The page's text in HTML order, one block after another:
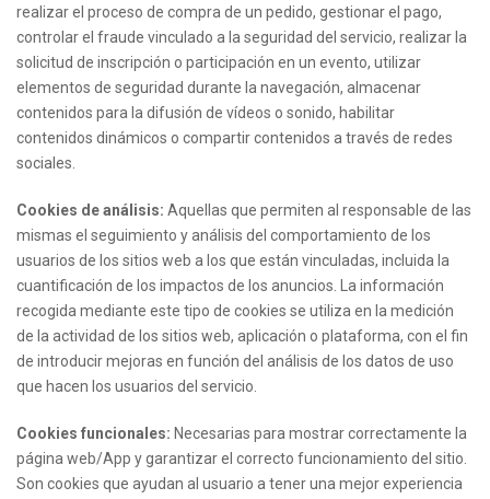
realizar el proceso de compra de un pedido, gestionar el pago,
controlar el fraude vinculado a la seguridad del servicio, realizar la
solicitud de inscripción o participación en un evento, utilizar
elementos de seguridad durante la navegación, almacenar
contenidos para la difusión de vídeos o sonido, habilitar
contenidos dinámicos o compartir contenidos a través de redes
sociales.
Cookies de análisis: Aquellas que permiten al responsable de las
mismas el seguimiento y análisis del comportamiento de los
usuarios de los sitios web a los que están vinculadas, incluida la
cuantificación de los impactos de los anuncios. La información
recogida mediante este tipo de cookies se utiliza en la medición
de la actividad de los sitios web, aplicación o plataforma, con el fin
de introducir mejoras en función del análisis de los datos de uso
que hacen los usuarios del servicio.
Cookies funcionales: Necesarias para mostrar correctamente la
página web/App y garantizar el correcto funcionamiento del sitio.
Son cookies que ayudan al usuario a tener una mejor experiencia